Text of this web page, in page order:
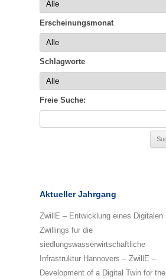
Erscheinungsmonat
Schlagworte
Freie Suche:
Aktueller Jahrgang
ZwillE – Entwicklung eines Digitalen
Zwillings fur die
siedlungswasserwirtschaftliche
Infrastruktur Hannovers – ZwillE –
Development of a Digital Twin for the